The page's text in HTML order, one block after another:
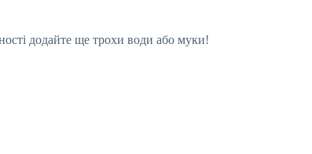
додайте ще трохи води або муки!